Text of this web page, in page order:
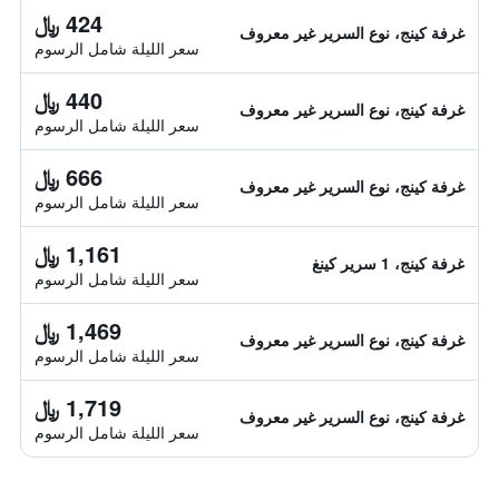
غرفة كينج، نوع السرير غير معروف 424 ﷼
سعر الليلة شامل الرسوم
غرفة كينج، نوع السرير غير معروف 440 ﷼
سعر الليلة شامل الرسوم
غرفة كينج، نوع السرير غير معروف 666 ﷼
سعر الليلة شامل الرسوم
غرفة كينج، 1 سرير كينغ 1,161 ﷼
سعر الليلة شامل الرسوم
غرفة كينج، نوع السرير غير معروف 1,469 ﷼
سعر الليلة شامل الرسوم
غرفة كينج، نوع السرير غير معروف 1,719 ﷼
سعر الليلة شامل الرسوم